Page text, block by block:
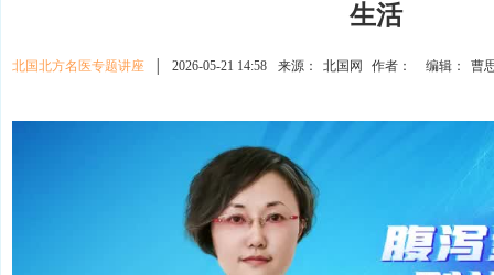
生活
北国北方名医专题讲座 2026-05-21 14:58 来源： 北国网 作者： 编辑： 曹